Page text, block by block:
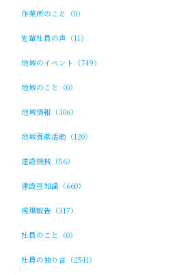
作業所のこと（0）
先輩社員の声（11）
地域のイベント（749）
地域のこと（0）
地域情報（306）
地域貢献活動（120）
建設機械（56）
建設豆知識（660）
現場報告（317）
社員のこと（0）
社員の独り言（2541）